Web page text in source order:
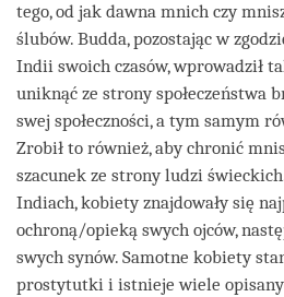
tego, od jak dawna mnich czy
ślubów. Budda, pozostając w
Indii swoich czasów, wprowadził
uniknąć ze strony społeczeństwa
swej społeczności, a tym samym
Zrobił to również, aby chronić
szacunek ze strony ludzi
Indiach, kobiety znajdowały się
ochroną/opieką swych ojców,
swych synów. Samotne kobiety
prostytutki i istnieje wiele